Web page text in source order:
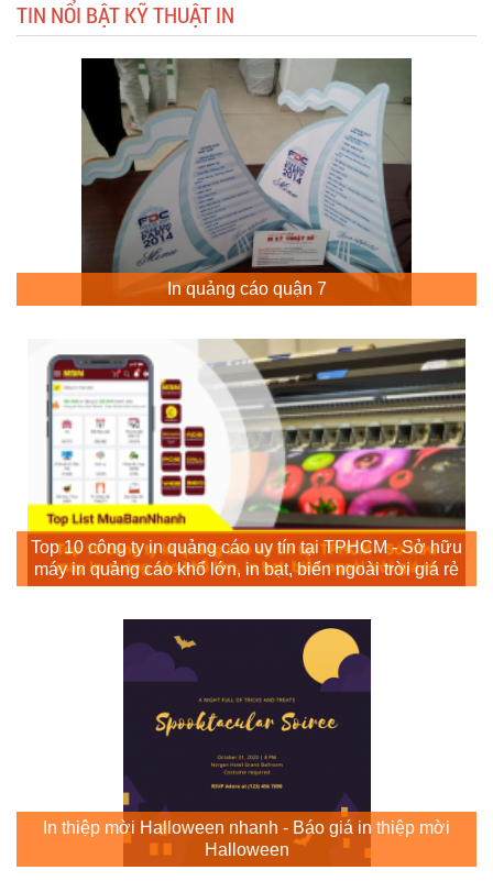
TIN NỔI BẬT KỸ THUẬT IN
In quảng cáo quận 7
Top 10 công ty in quảng cáo uy tín tại TPHCM - Sở hữu
máy in quảng cáo khổ lớn, in bạt, biển ngoài trời giá rẻ
In thiệp mời Halloween nhanh - Báo giá in thiệp mời
Halloween